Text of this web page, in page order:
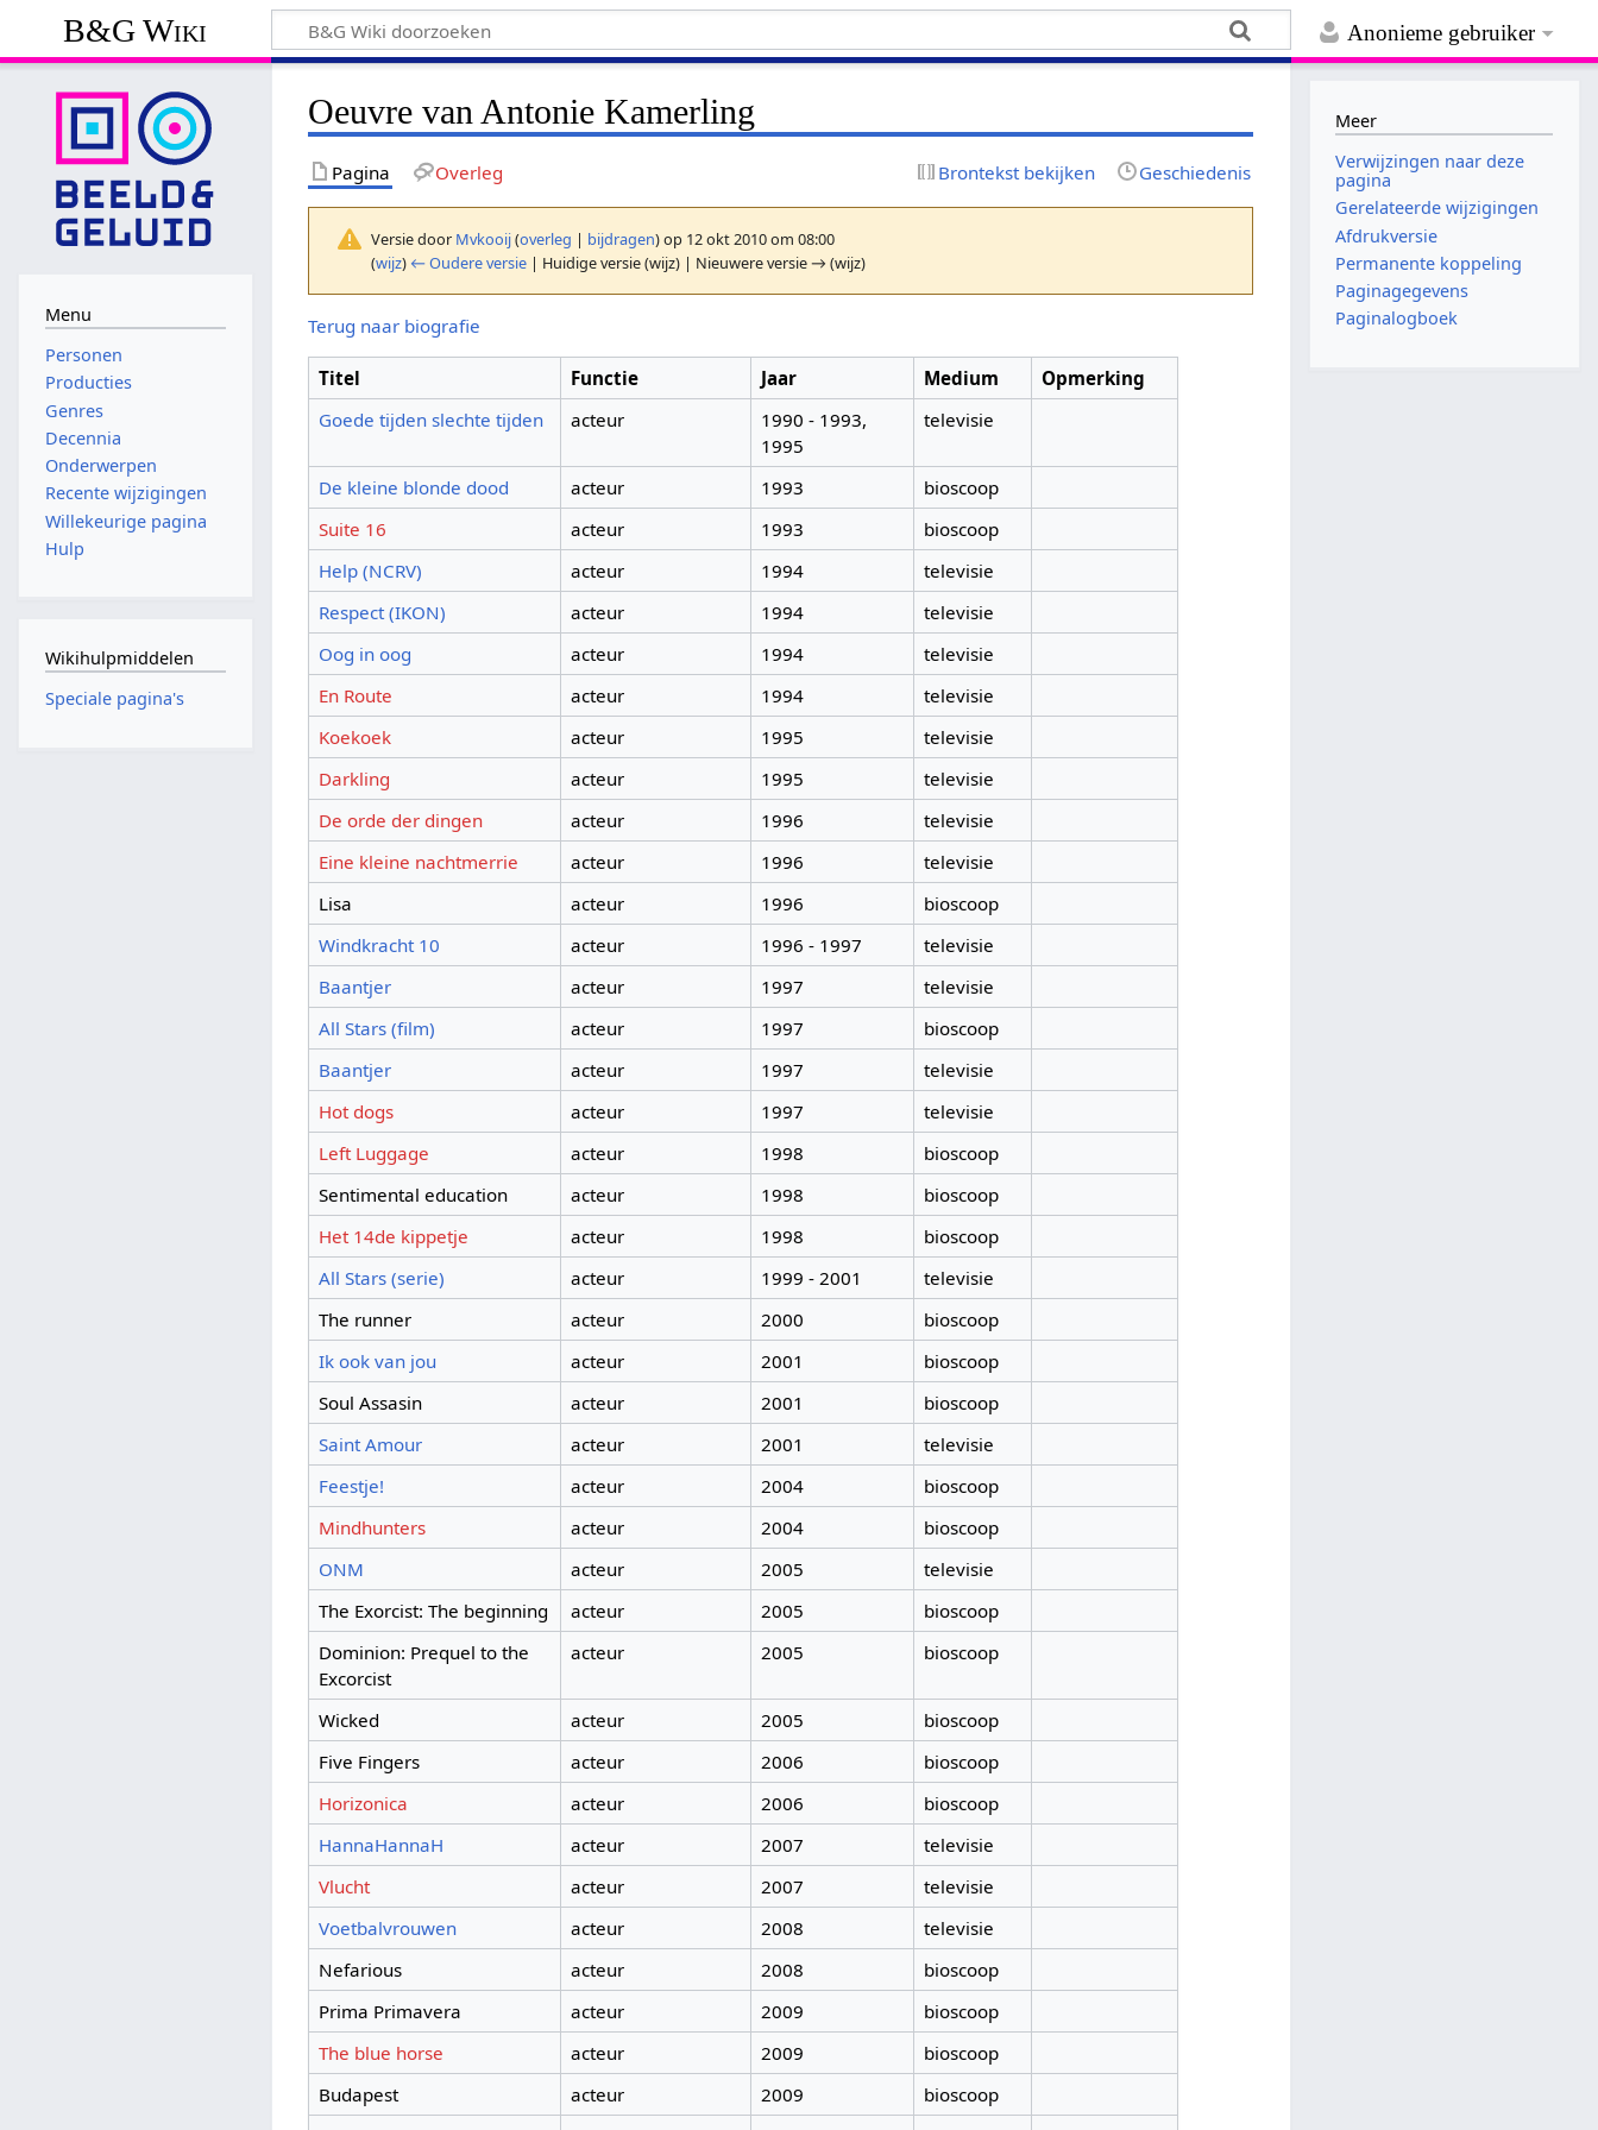
Anonieme gebruiker
B&G Wiki
Oeuvre van Antonie Kamerling
Pagina Overleg Brontekst bekijken Geschiedenis
Versie door Mvkooij(overleg | bijdragen)op 12 okt 2010 om 08:00
(wijz) ← Oudere versie | Huidige versie (wijz) | Nieuwere versie → (wijz)
Terug naar biografie
Titel Functie Jaar Medium
Opmerking
Goede tijden slechte tijden
acteur
1990 - 1993,
1995
televisie
De kleine blonde dood acteur 1993
bioscoop
Suite 16
acteur 1993
bioscoop
Help (NCRV)
acteur 1994
televisie
Respect (IKON)
acteur 1994
televisie
Oog in oog
acteur 1994
televisie
En Route
acteur 1994
televisie
Koekoek
acteur 1995
televisie
Darkling
acteur 1995
televisie
De orde der dingen
acteur 1996
televisie
Eine kleine nachtmerrie
acteur 1996
televisie
Lisa
acteur 1996
bioscoop
Windkracht 10
acteur 1996 - 1997
televisie
Baantjer
acteur 1997
televisie
All Stars (film)
acteur 1997
bioscoop
Baantjer
acteur 1997
televisie
Hot dogs
acteur 1997
televisie
Left Luggage
acteur 1998
bioscoop
Sentimental education
acteur 1998
bioscoop
Het 14de kippetje
acteur 1998
bioscoop
All Stars (serie)
acteur 1999 - 2001
televisie
The runner
acteur 2000
bioscoop
Ik ook van jou
acteur 2001
bioscoop
Soul Assasin
acteur 2001
bioscoop
Saint Amour
acteur 2001
televisie
Feestje!
acteur 2004
bioscoop
Mindhunters
acteur 2004
bioscoop
ONM
acteur 2005
televisie
The Exorcist: The beginning
acteur 2005
bioscoop
Dominion: Prequel to the
Excorcist
acteur 2005 bioscoop
Wicked acteur 2005
bioscoop
Five Fingers
acteur 2006
bioscoop
Horizonica
acteur 2006
bioscoop
HannaHannaH
acteur 2007
televisie
Vlucht
acteur 2007
televisie
Voetbalvrouwen
acteur 2008
televisie
Nefarious
acteur 2008
bioscoop
Prima Primavera
acteur 2009
bioscoop
The blue horse
acteur 2009
bioscoop
Budapest
acteur 2009
bioscoop
Menu
Personen
Producties
Genres
Decennia
Onderwerpen
Recente wijzigingen
Willekeurige pagina
Hulp
Wikihulpmiddelen
Speciale pagina's
Meer
Verwijzingen naar deze
pagina
Gerelateerde wijzigingen
Afdrukversie
Permanente koppeling
Paginagegevens
Paginalogboek